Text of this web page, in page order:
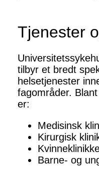
Tjenester
tilbyr et bredt
helsetjenester
fagområder.
er:
Medisinsk
Kirurgisk
Barne- og